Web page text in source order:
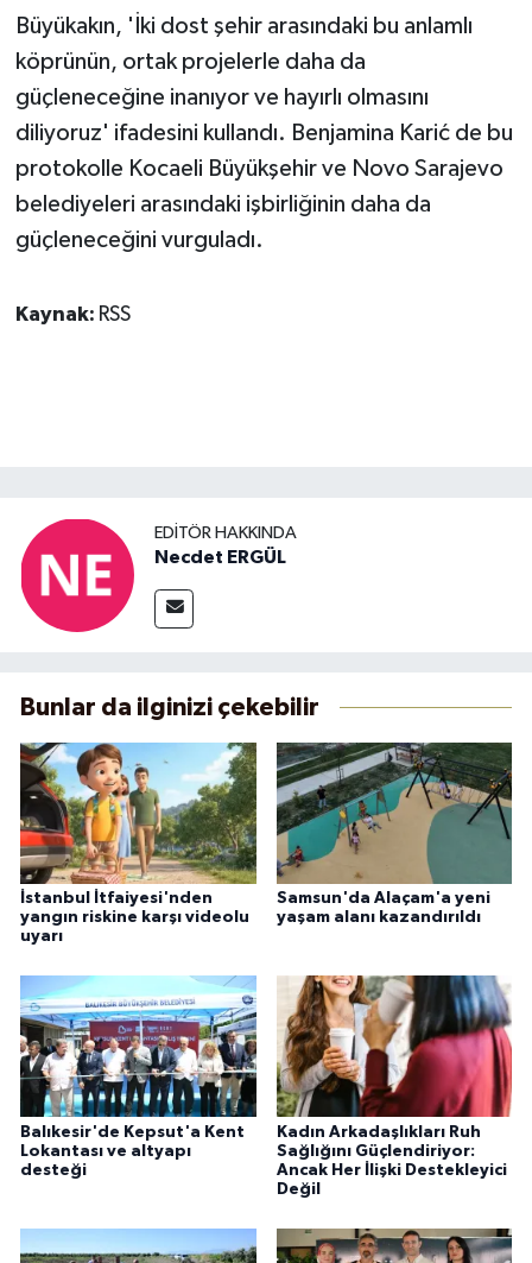
Büyükakın, 'İki dost şehir arasındaki bu anlamlı
köprünün, ortak projelerle daha da
güçleneceğine inanıyor ve hayırlı olmasını
diliyoruz' ifadesini kullandı. Benjamina Karić de bu
protokolle Kocaeli Büyükşehir ve Novo Sarajevo
belediyeleri arasındaki işbirliğinin daha da
güçleneceğini vurguladı.
Kaynak: RSS
EDITÖR HAKKINDA
Necdet ERGÜL
Bunlar da ilginizi çekebilir
İstanbul İtfaiyesi'nden
yangın riskine karşı videolu
uyarı
Samsun'da Alaçam'a yeni
yaşam alanı kazandırıldı
Balıkesir'de Kepsut'a Kent
Lokantası ve altyapı
desteği
Kadın Arkadaşlıkları Ruh
Sağlığını Güçlendiriyor:
Ancak Her İlişki Destekleyici
Değil